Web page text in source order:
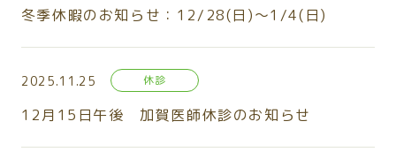
冬季休暇のお知らせ：12/28(日)～1/4(日)
2025.11.25 休診
12月15日午後 加賀医師休診のお知らせ